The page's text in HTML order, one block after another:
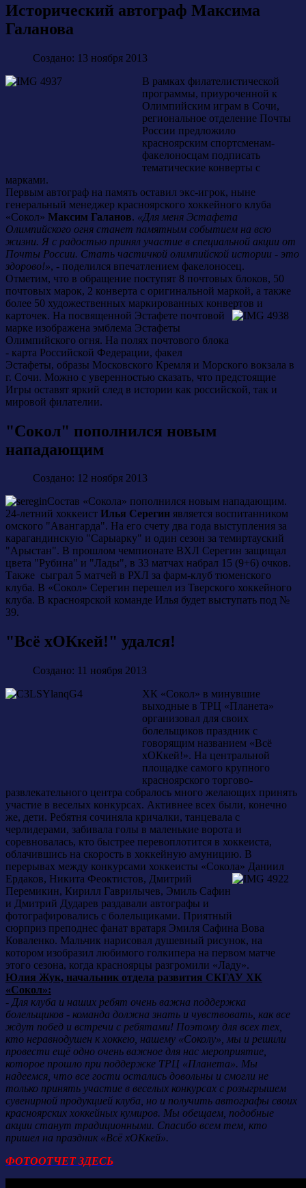
Исторический автограф Максима
Галанова
Создано: 13 ноября 2013
В рамках филателистической
программы, приуроченной к
Олимпийским играм в Сочи,
региональное отделение Почты
России предложило
красноярским спортсменам-
факелоносцам подписать
тематические конверты с
марками.
Первым автограф на память оставил экс-игрок, ныне
генеральный менеджер красноярского хоккейного клуба
«Сокол» Максим Галанов. «Для меня Эстафета
Олимпийского огня станет памятным событием на всю
жизни. Я с радостью принял участие в специальной акции от
Почты России. Стать частичкой олимпийской истории - это
здорово!», - поделился впечатлением факелоносец.
Отметим, что в обращение поступят 8 почтовых блоков, 50
почтовых марок, 2 конверта с оригинальной маркой, а также
более 50 художественных маркированных конвертов и
карточек. На посвященной Эстафете почтовой
марке изображена эмблема Эстафеты
Олимпийского огня. На полях почтового блока
- карта Российской Федерации, факел
Эстафеты, образы Московского Кремля и Морского вокзала в
г. Сочи. Можно с уверенностью сказать, что предстоящие
Игры оставят яркий след в истории как российской, так и
мировой филателии.
"Сокол" пополнился новым
нападающим
Создано: 12 ноября 2013
Состав «Сокола» пополнился новым нападающим.
24-летний хоккеист Илья Серегин является воспитанником
омского "Авангарда". На его счету два года выступления за
карагандинскую "Сарыарку" и один сезон за темиртауский
"Арыстан". В прошлом чемпионате ВХЛ Серегин защищал
цвета "Рубина" и "Лады", в 33 матчах набрал 15 (9+6) очков.
Также сыграл 5 матчей в РХЛ за фарм-клуб тюменского
клуба. В «Сокол» Серегин перешел из Тверского хоккейного
клуба. В красноярской команде Илья будет выступать под №
39.
"Всё хОКкей!" удался!
Создано: 11 ноября 2013
ХК «Сокол» в минувшие
выходные в ТРЦ «Планета»
организовал для своих
болельщиков праздник с
говорящим названием «Всё
хОКкей!». На центральной
площадке самого крупного
красноярского торгово-
развлекательного центра собралось много желающих принять
участие в веселых конкурсах. Активнее всех были, конечно
же, дети. Ребятня сочиняла кричалки, танцевала с
черлидерами, забивала голы в маленькие ворота и
соревновалась, кто быстрее перевоплотится в хоккеиста,
облачившись на скорость в хоккейную амуницию. В
перерывах между конкурсами хоккеисты «Сокола» Даниил
Ердаков, Никита Феоктистов, Дмитрий
Перемикин, Кирилл Гаврилычев, Эмиль Сафин
и Дмитрий Дударев раздавали автографы и
фотографировались с болельщиками. Приятный
сюрприз преподнес фанат вратаря Эмиля Сафина Вова
Коваленко. Мальчик нарисовал душевный рисунок, на
котором изобразил любимого голкипера на первом матче
этого сезона, когда красноярцы разгромили «Ладу».
Юлия Жук, начальник отдела развития СКГАУ ХК
«Сокол»:
- Для клуба и наших ребят очень важна поддержка
болельщиков - команда должна знать и чувствовать, как все
ждут побед и встречи с ребятами! Поэтому для всех тех,
кто неравнодушен к хоккею, нашему «Соколу», мы и решили
провести ещё одно очень важное для нас мероприятие,
которое прошло при поддержке ТРЦ «Планета». Мы
надеемся, что все гости остались довольны и смогли не
только принять участие в веселых конкурсах с розыгрышем
сувенирной продукцией клуба, но и получить автографы своих
красноярских хоккейных кумиров. Мы обещаем, подобные
акции станут традиционными. Спасибо всем тем, кто
пришел на праздник «Всё хОКкей».
ФОТООТЧЕТ ЗДЕСЬ